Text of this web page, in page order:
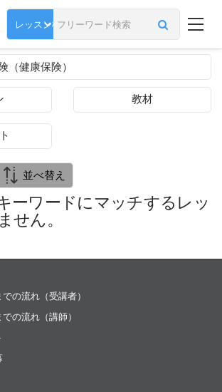
（健康保険）
教材
並べ替え
ーワードにマッチするレッ
せん。
の流れ（受講者）
の流れ（講師）